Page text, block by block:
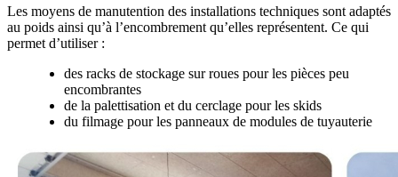
Les moyens de manutention des installations techniques sont adaptés
au poids ainsi qu’à l’encombrement qu’elles représentent. Ce qui
permet d’utiliser :
des racks de stockage sur roues pour les pièces peu
encombrantes
de la palettisation et du cerclage pour les skids
du filmage pour les panneaux de modules de tuyauterie